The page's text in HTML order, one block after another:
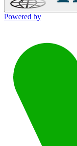
Powered by